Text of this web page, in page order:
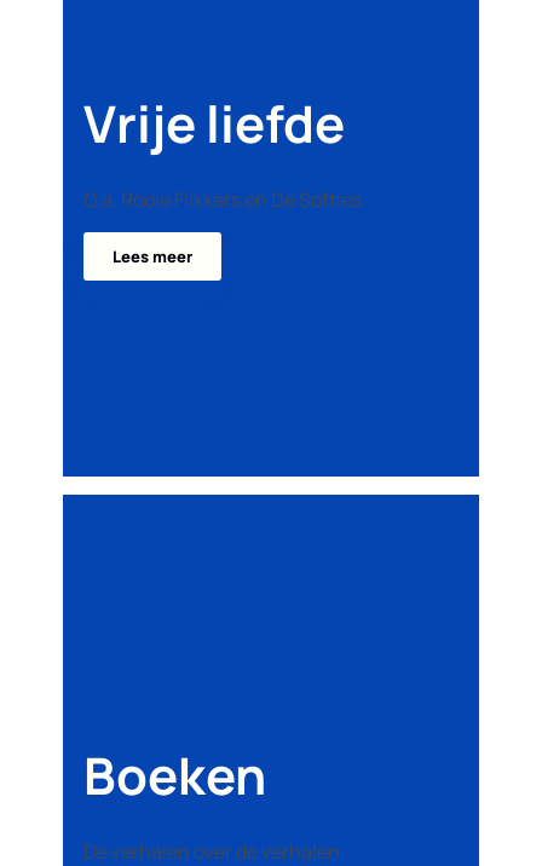
Vrije liefde
O.a. Rooie Flikkers en De Softies
Lees meer
Boeken
De verhalen over de verhalen